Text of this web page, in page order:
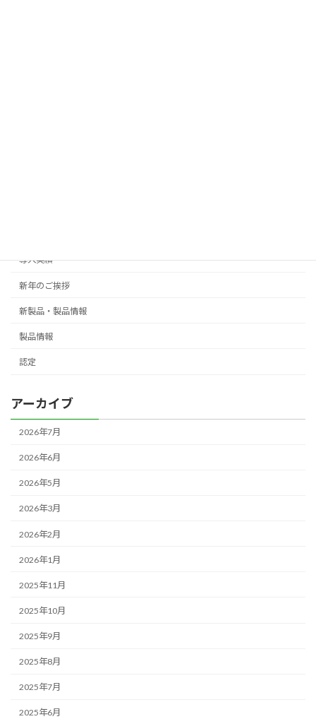
導入実績
新年のご挨拶
新製品・製品情報
製品情報
認定
アーカイブ
2026年7月
2026年6月
2026年5月
2026年3月
2026年2月
2026年1月
2025年11月
2025年10月
2025年9月
2025年8月
2025年7月
2025年6月